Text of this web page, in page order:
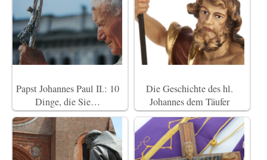
Papst Johannes Paul II.: 10
Dinge, die Sie…
Die Geschichte des hl.
Johannes dem Täufer